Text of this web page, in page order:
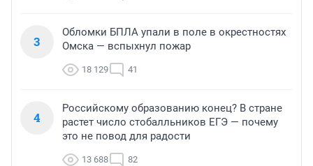
3
Обломки БПЛА упали в поле в окрестностях
Омска — вспыхнул пожар
18 129 41
4
Российскому образованию конец? В стране
растет число стобалльников ЕГЭ — почему
это не повод для радости
13 688 82